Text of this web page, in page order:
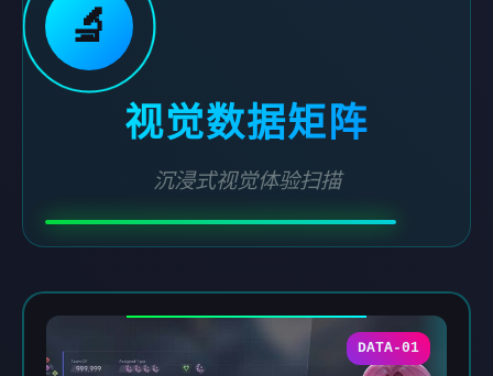
🔬
视觉数据矩阵
沉浸式视觉体验扫描
DATA-01